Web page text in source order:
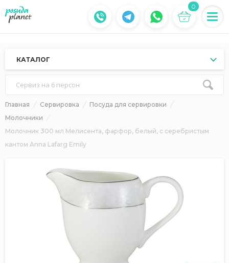
0
КАТАЛОГ
Сервиз на 6 персон
Главная Сервировка
Посуда для сервировки
Молочники
Молочник 300 мл Мелисента, фарфор, белый, с серебристым
кантом Anna Lafarg Emily